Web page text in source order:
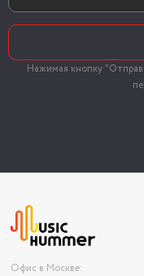
Нажимая кнопку
Офис в Москве: